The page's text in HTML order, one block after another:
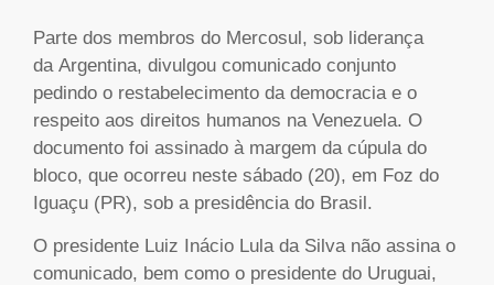
Parte dos membros do Mercosul, sob liderança
da Argentina, divulgou comunicado conjunto
pedindo o restabelecimento da democracia e o
respeito aos direitos humanos na Venezuela. O
documento foi assinado à margem da cúpula do
bloco, que ocorreu neste sábado (20), em Foz do
Iguaçu (PR), sob a presidência do Brasil.
O presidente Luiz Inácio Lula da Silva não assina o
comunicado, bem como o presidente do Uruguai,